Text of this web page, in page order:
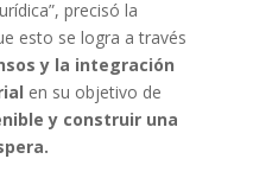
precisó la
esto se logra a través
y la integración
en su objetivo de
y construir una